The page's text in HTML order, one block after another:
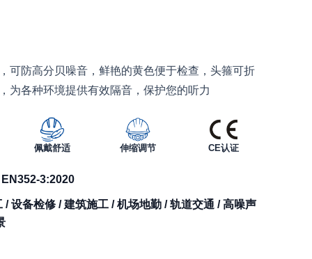
可防高分贝噪音，鲜艳的黄色便于检查，头箍可折
为各种环境提供有效隔音，保护您的听力
佩戴舒适 伸缩调节 CE认证
3:2020
/ 设备检修 / 建筑施工 / 机场地勤 / 轨道交通 / 高噪声